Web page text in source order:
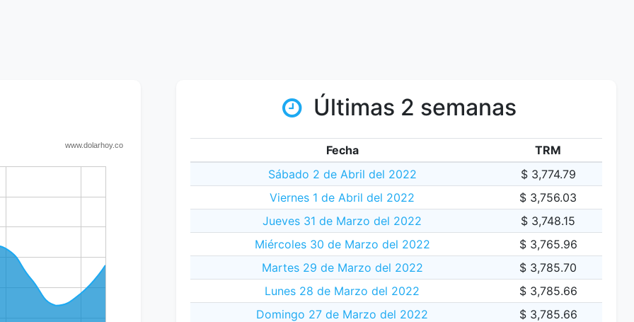
Últimas 2 semanas
Fecha
TRM
Sábado 2 de Abril del 2022
$ 3,774.79
Viernes 1 de Abril del 2022
$ 3,756.03
Jueves 31 de Marzo del 2022
$ 3,748.15
Miércoles 30 de Marzo del 2022
$ 3,765.96
Martes 29 de Marzo del 2022
$ 3,785.70
Lunes 28 de Marzo del 2022
$ 3,785.66
Domingo 27 de Marzo del 2022
$ 3,785.66